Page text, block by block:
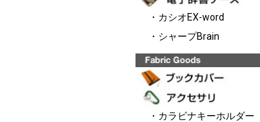
・カシオEX-word
・シャープBrain
・カラビナキーホルダー